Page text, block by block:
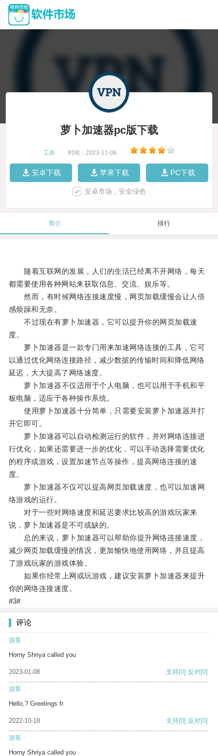
萝卜加速器pc版下载
工具 时间：2023-11-06
安卓下载 苹果下载 PC下载
安卓市场，安全绿色
简介 排行
随着互联网的发展，人们的生活已经离不开网络，每天
都需要使用各种网站来获取信息、交流、娱乐等。
然而，有时候网络连接速度慢，网页加载缓慢会让人倍
感烦躁和无奈。
不过现在有萝卜加速器，它可以提升你的网页加载速
度。
萝卜加速器是一款专门用来加速网络连接的工具，它可
以通过优化网络连接路径，减少数据的传输时间和降低网络
延迟，大大提高了网络速度。
萝卜加速器不仅适用于个人电脑，也可以用于手机和平
板电脑，适应于各种操作系统。
使用萝卜加速器十分简单，只需要安装萝卜加速器并打
开它即可。
萝卜加速器可以自动检测运行的软件，并对网络连接进
行优化，如果还需要进一步的优化，可以手动选择需要优化
的程序或游戏，设置加速节点等操作，提高网络连接的速
度。
萝卜加速器不仅可以提高网页加载速度，也可以加速网
络游戏的运行。
对于一些对网络速度和延迟要求比较高的游戏玩家来
说，萝卜加速器是不可或缺的。
总的来说，萝卜加速器可以帮助你提升网络连接速度，
减少网页加载缓慢的情况，更加愉快地使用网络，并且提高
了游戏玩家的游戏体验。
如果你经常上网或玩游戏，建议安装萝卜加速器来提升
你的网络连接速度。
#3#
评论
游客
Horny Shriya called you
2023-01-08 支持[0] 反对[0]
游客
Hello,? Greetings fr
2022-10-18 支持[0] 反对[0]
游客
Horny Shriya called you